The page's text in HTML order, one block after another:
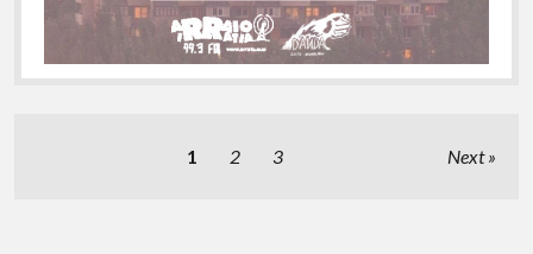
1 2 3 Next